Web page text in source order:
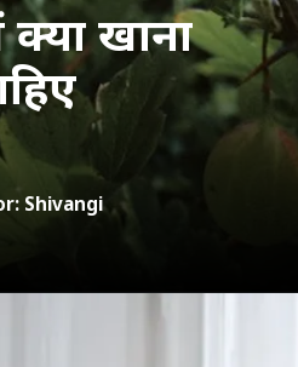
क्या खाना
Shivangi